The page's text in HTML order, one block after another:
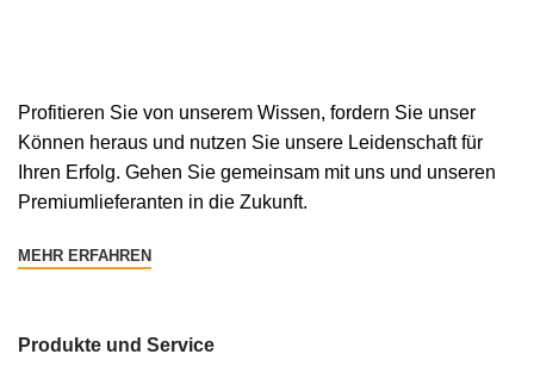
Profitieren Sie von unserem Wissen, fordern Sie unser
Können heraus und nutzen Sie unsere Leidenschaft für
Ihren Erfolg. Gehen Sie gemeinsam mit uns und unseren
Premiumlieferanten in die Zukunft.
MEHR ERFAHREN
Produkte und Service